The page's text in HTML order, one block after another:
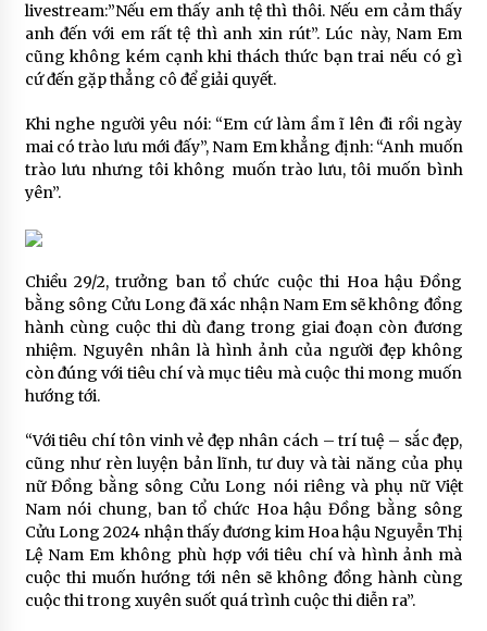
livestream:”Nếu em thấy anh tệ thì thôi. Nếu em cảm thấy
anh đến với em rất tệ thì anh xin rút”. Lúc này, Nam Em
cũng không kém cạnh khi thách thức bạn trai nếu có gì
cứ đến gặp thẳng cô để giải quyết.
Khi nghe người yêu nói: “Em cứ làm ầm ĩ lên đi rồi ngày
mai có trào lưu mới đấy”, Nam Em khẳng định: “Anh muốn
trào lưu nhưng tôi không muốn trào lưu, tôi muốn bình
yên”.
Chiều 29/2, trưởng ban tổ chức cuộc thi Hoa hậu Đồng
bằng sông Cửu Long đã xác nhận Nam Em sẽ không đồng
hành cùng cuộc thi dù đang trong giai đoạn còn đương
nhiệm. Nguyên nhân là hình ảnh của người đẹp không
còn đúng với tiêu chí và mục tiêu mà cuộc thi mong muốn
hướng tới.
“Với tiêu chí tôn vinh vẻ đẹp nhân cách – trí tuệ – sắc đẹp,
cũng như rèn luyện bản lĩnh, tư duy và tài năng của phụ
nữ Đồng bằng sông Cửu Long nói riêng và phụ nữ Việt
Nam nói chung, ban tổ chức Hoa hậu Đồng bằng sông
Cửu Long 2024 nhận thấy đương kim Hoa hậu Nguyễn Thị
Lệ Nam Em không phù hợp với tiêu chí và hình ảnh mà
cuộc thi muốn hướng tới nên sẽ không đồng hành cùng
cuộc thi trong xuyên suốt quá trình cuộc thi diễn ra”.